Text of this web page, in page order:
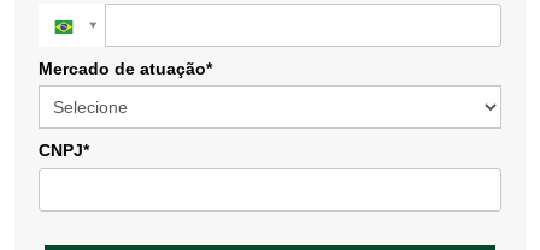
Mercado de atuação*
CNPJ*